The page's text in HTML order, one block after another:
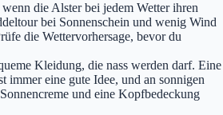
die Alster bei jedem Wetter ihren
bei Sonnenschein und wenig Wind
die Wettervorhersage, bevor du
Kleidung, die nass werden darf. Eine
immer eine gute Idee, und an sonnigen
und eine Kopfbedeckung